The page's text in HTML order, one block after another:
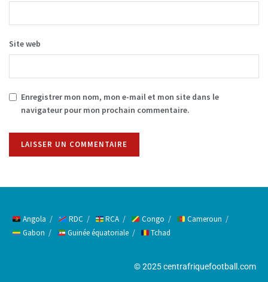
Site web
Enregistrer mon nom, mon e-mail et mon site dans le
navigateur pour mon prochain commentaire.
Angola RDC RCA Congo
Cameroun
Gabon
Guinée équatoriale Tchad
© 2025 centrafriquefootball.com